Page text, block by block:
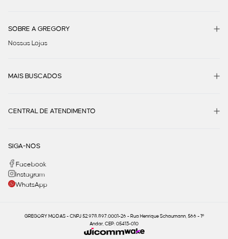
SOBRE A GREGORY
Nossas Lojas
MAIS BUSCADOS
CENTRAL DE ATENDIMENTO
SIGA-NOS
Facebook
Instagram
WhatsApp
GREGORY MODAS - CNPJ 52.978.897.0001-26 - Rua Henrique Schaumann, 566 - 1º
Andar, CEP: 05413-010